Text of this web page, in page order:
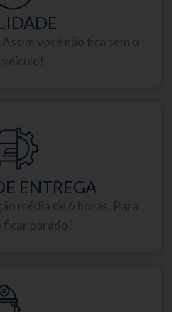
você não fica sem o
veículo!
ENTREGA
média de 6 horas. Para
ficar parado!